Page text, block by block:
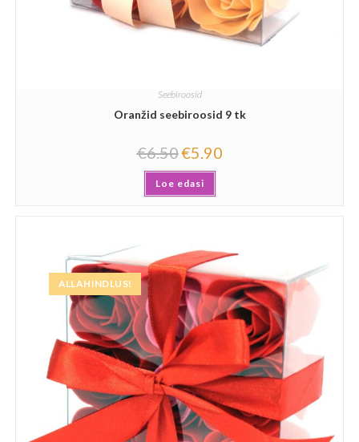
Seebiroosid
Oranžid seebiroosid 9 tk
€6.50€5.90
Loe edasi
ALLAHINDLUS!